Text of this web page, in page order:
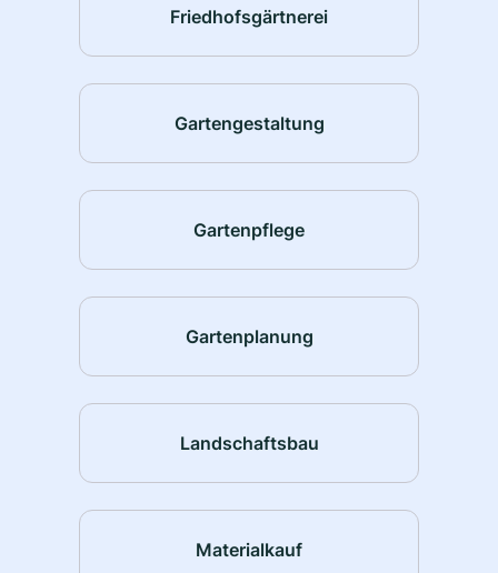
Friedhofsgärtnerei
Gartengestaltung
Gartenpflege
Gartenplanung
Landschaftsbau
Materialkauf